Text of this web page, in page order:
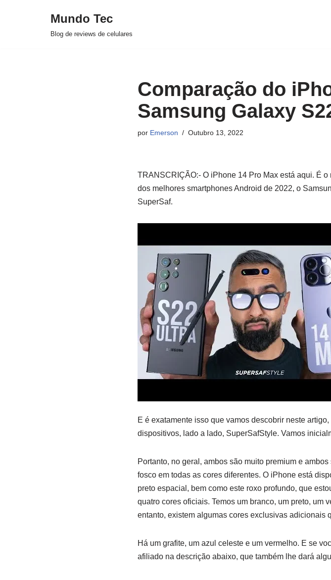
Mundo Tec
Blog de reviews de celulares
Comparação do
Samsung Galaxy
por Emerson Outubro 13, 2022
TRANSCRIÇÃO:- O iPhone 14 Pro Max está aqui. É
dos melhores smartphones Android de 2022, o
SuperSaf.
E é exatamente isso que vamos descobrir neste
dispositivos, lado a lado, SuperSafStyle. Vamos
Portanto, no geral, ambos são muito premium e
fosco em todas as cores diferentes. O iPhone está
preto espacial, bem como este roxo profundo, que
quatro cores oficiais. Temos um branco, um preto, um
entanto, existem algumas cores exclusivas adicionais
Há um grafite, um azul celeste e um vermelho. E se
afiliado na descrição abaixo, que também lhe dará